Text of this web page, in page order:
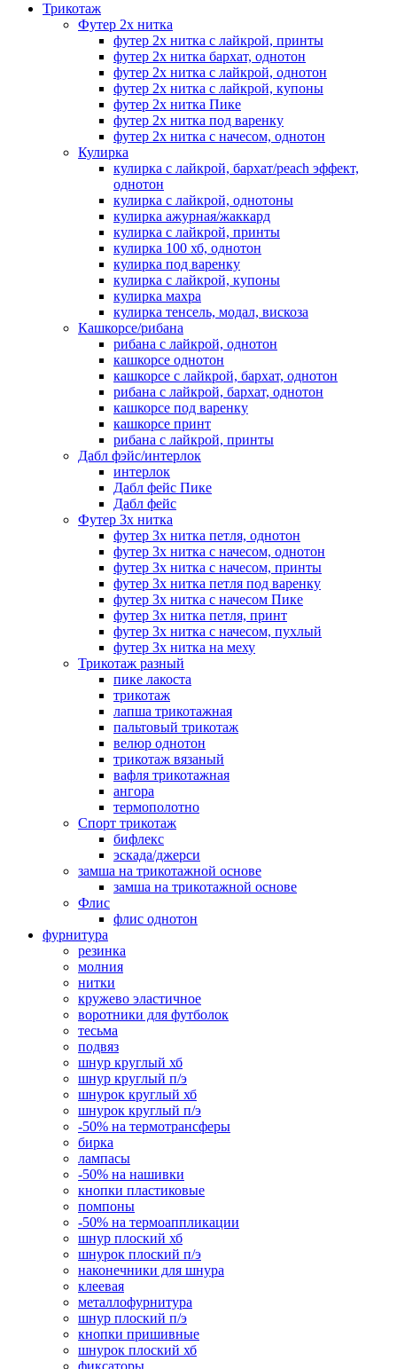
Трикотаж
Футер 2х нитка
футер 2х нитка с лайкрой, принты
футер 2х нитка бархат, однотон
футер 2х нитка с лайкрой, однотон
футер 2х нитка с лайкрой, купоны
футер 2х нитка Пике
футер 2х нитка под варенку
футер 2х нитка с начесом, однотон
Кулирка
кулирка с лайкрой, бархат/peach эффект,
однотон
кулирка с лайкрой, однотоны
кулирка ажурная/жаккард
кулирка с лайкрой, принты
кулирка 100 хб, однотон
кулирка под варенку
кулирка с лайкрой, купоны
кулирка махра
кулирка тенсель, модал, вискоза
Кашкорсе/рибана
рибана с лайкрой, однотон
кашкорсе однотон
кашкорсе с лайкрой, бархат, однотон
рибана с лайкрой, бархат, однотон
кашкорсе под варенку
кашкорсе принт
рибана с лайкрой, принты
Дабл фэйс/интерлок
интерлок
Дабл фейс Пике
Дабл фейс
Футер 3х нитка
футер 3х нитка петля, однотон
футер 3х нитка с начесом, однотон
футер 3х нитка с начесом, принты
футер 3х нитка петля под варенку
футер 3х нитка с начесом Пике
футер 3х нитка петля, принт
футер 3х нитка с начесом, пухлый
футер 3х нитка на меху
Трикотаж разный
пике лакоста
трикотаж
лапша трикотажная
пальтовый трикотаж
велюр однотон
трикотаж вязаный
вафля трикотажная
ангора
термополотно
Спорт трикотаж
бифлекс
эскада/джерси
замша на трикотажной основе
замша на трикотажной основе
Флис
флис однотон
фурнитура
резинка
молния
нитки
кружево эластичное
воротники для футболок
тесьма
подвяз
шнур круглый хб
шнур круглый п/э
шнурок круглый хб
шнурок круглый п/э
-50% на термотрансферы
бирка
лампасы
-50% на нашивки
кнопки пластиковые
помпоны
-50% на термоаппликации
шнур плоский хб
шнурок плоский п/э
наконечники для шнура
клеевая
металлофурнитура
шнур плоский п/э
кнопки пришивные
шнурок плоский хб
фиксаторы